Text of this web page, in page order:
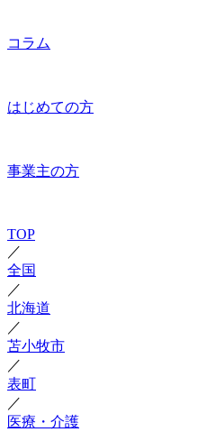
コラム
はじめての方
事業主の方
TOP
／
全国
／
北海道
／
苫小牧市
／
表町
／
医療・介護